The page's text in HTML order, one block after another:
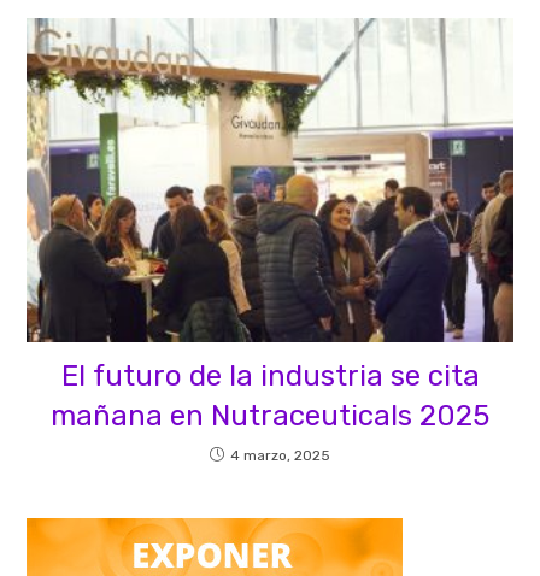
El futuro de la industria se cita
mañana en Nutraceuticals 2025
4 marzo, 2025